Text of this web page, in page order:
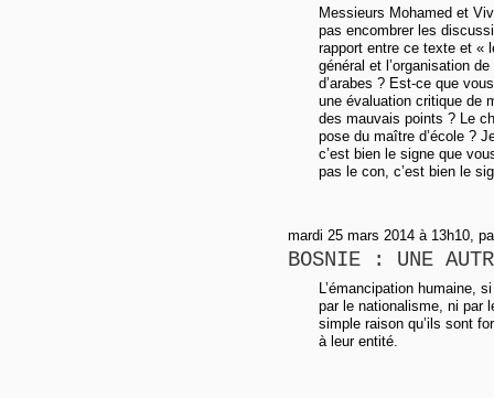
Messieurs Mohamed et
pas encombrer les
rapport entre ce texte et «
général et l’organisation
d’arabes ? Est-ce que
une évaluation critique de
des mauvais points ? Le
pose du maître d’école ?
c’est bien le signe que
pas le con, c’est bien le
mardi 25 mars 2014 à 13h10,
BOSNIE : UNE
L’émancipation humaine,
par le nationalisme, ni par
simple raison qu’ils sont
à leur entité.